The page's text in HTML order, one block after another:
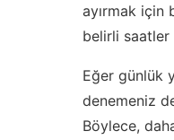
ayırmak için
belirli
Eğer günlük
denemeniz
Böylece,